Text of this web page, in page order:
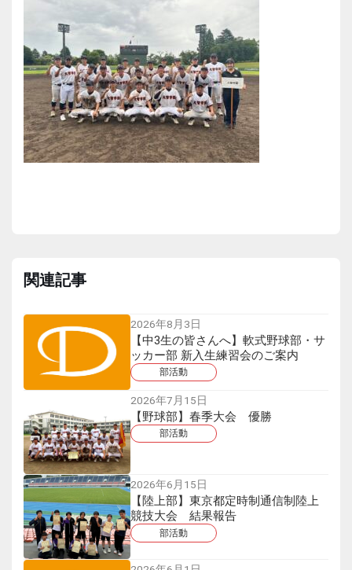
関連記事
2026年8月3日
【中3生の皆さんへ】軟式野球部・サ
ッカー部 新入生練習会のご案内
部活動
2026年7月15日
【野球部】春季大会 優勝
部活動
2026年6月15日
【陸上部】東京都定時制通信制陸上
競技大会 結果報告
部活動